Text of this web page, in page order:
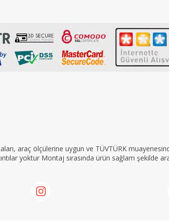
araç ölçülerine uygun ve TÜVTÜRK
yoktur Montaj sırasında ürün sağlam şekilde